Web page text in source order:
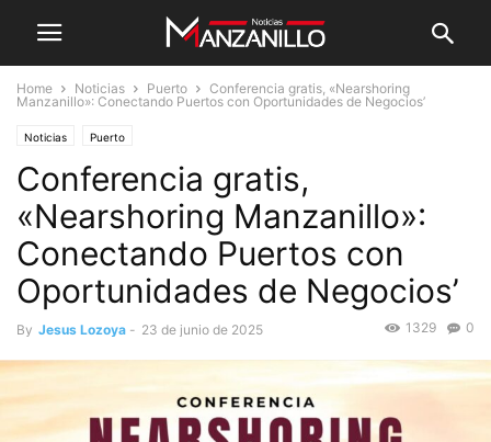
Home Noticias Puerto
Conferencia gratis, «Nearshoring
Manzanillo»: Conectando Puertos con Oportunidades de Negocios’
Noticias Puerto
Conferencia gratis,
«Nearshoring Manzanillo»:
Conectando Puertos con
Oportunidades de Negocios’
By Jesus Lozoya - 23 de junio de 2025 0
1329